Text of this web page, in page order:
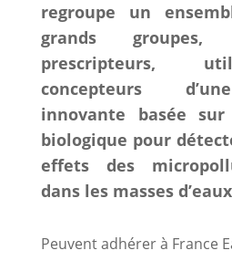
regroupe un
grands
prescripteurs,
concepteurs
innovante basée
biologique pour
effets des
dans les masses
Peuvent adhérer à France